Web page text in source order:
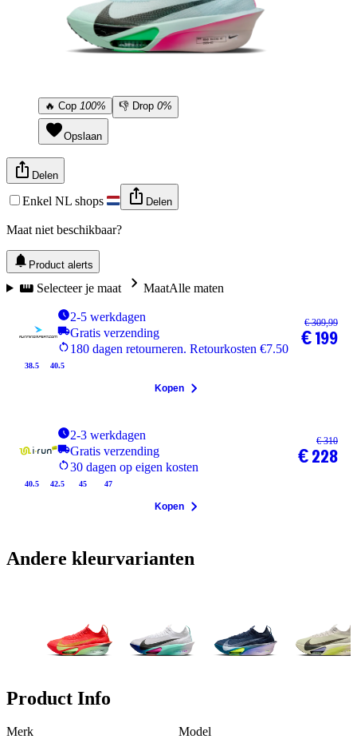
🔥 Cop 100% 👎 Drop 0%
Opslaan
Delen
Enkel NL shops Delen
Maat niet beschikbaar?
Product alerts
Selecteer je maat MaatAlle maten
2-5 werkdagen
Gratis verzending
180 dagen retourneren. Retourkosten €7.50
38.5 40.5
€ 309,99
€ 199
Kopen
2-3 werkdagen
Gratis verzending
30 dagen op eigen kosten
40.5 42.5 45 47
€ 310
€ 228
Kopen
Andere kleurvarianten
Product Info
Merk Model